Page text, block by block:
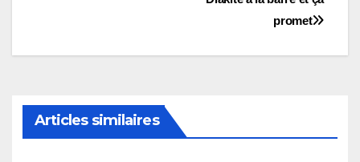
promet
Articles similaires